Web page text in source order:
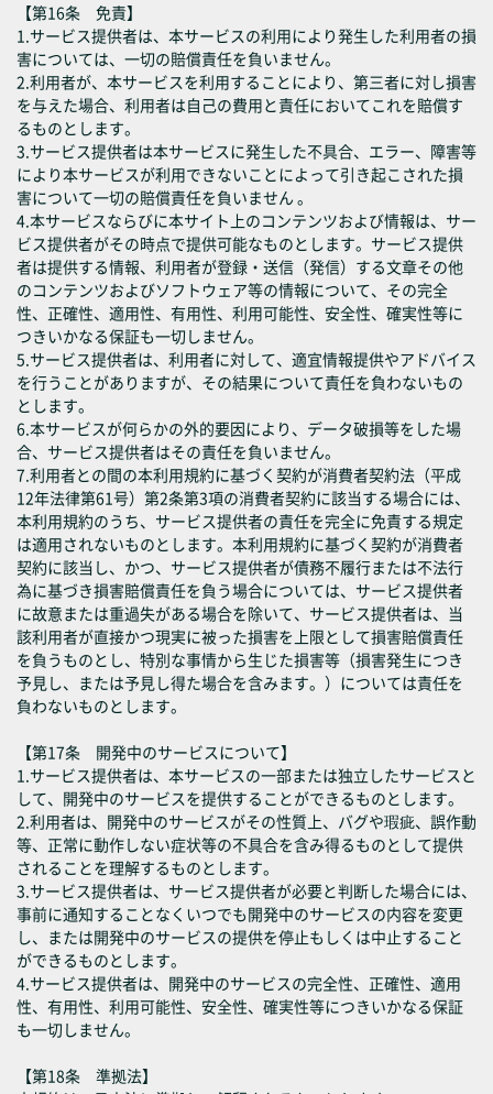
【第16条 免責】
1.サービス提供者は、本サービスの利用により発生した利用者の損
害については、一切の賠償責任を負いません。
2.利用者が、本サービスを利用することにより、第三者に対し損害
を与えた場合、利用者は自己の費用と責任においてこれを賠償す
るものとします。
3.サービス提供者は本サービスに発生した不具合、エラー、障害等
により本サービスが利用できないことによって引き起こされた損
害について一切の賠償責任を負いません 。
4.本サービスならびに本サイト上のコンテンツおよび情報は、サー
ビス提供者がその時点で提供可能なものとします。サービス提供
者は提供する情報、利用者が登録・送信（発信）する文章その他
のコンテンツおよびソフトウェア等の情報について、その完全
性、正確性、適用性、有用性、利用可能性、安全性、確実性等に
つきいかなる保証も一切しません。
5.サービス提供者は、利用者に対して、適宜情報提供やアドバイス
を行うことがありますが、その結果について責任を負わないもの
とします。
6.本サービスが何らかの外的要因により、データ破損等をした場
合、サービス提供者はその責任を負いません。
7.利用者との間の本利用規約に基づく契約が消費者契約法（平成
12年法律第61号）第2条第3項の消費者契約に該当する場合には、
本利用規約のうち、サービス提供者の責任を完全に免責する規定
は適用されないものとします。本利用規約に基づく契約が消費者
契約に該当し、かつ、サービス提供者が債務不履行または不法行
為に基づき損害賠償責任を負う場合については、サービス提供者
に故意または重過失がある場合を除いて、サービス提供者は、当
該利用者が直接かつ現実に被った損害を上限として損害賠償責任
を負うものとし、特別な事情から生じた損害等（損害発生につき
予見し、または予見し得た場合を含みます。）については責任を
負わないものとします。
【第17条 開発中のサービスについて】
1.サービス提供者は、本サービスの一部または独立したサービスと
して、開発中のサービスを提供することができるものとします。
2.利用者は、開発中のサービスがその性質上、バグや瑕疵、誤作動
等、正常に動作しない症状等の不具合を含み得るものとして提供
されることを理解するものとします。
3.サービス提供者は、サービス提供者が必要と判断した場合には、
事前に通知することなくいつでも開発中のサービスの内容を変更
し、または開発中のサービスの提供を停止もしくは中止すること
ができるものとします。
4.サービス提供者は、開発中のサービスの完全性、正確性、適用
性、有用性、利用可能性、安全性、確実性等につきいかなる保証
も一切しません。
【第18条 準拠法】